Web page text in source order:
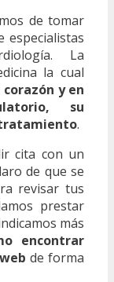
de tomar
especialistas
La
la cual
y en
su
.
cita con un
de que se
revisar tus
prestar
más
encontrar
de forma